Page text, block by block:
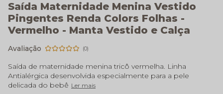
Saída Maternidade Menina Vestido
Pingentes Renda Colors Folhas -
Vermelho - Manta Vestido e Calça
(0)
Saída de maternidade menina tricô vermelha. Linha
Antialérgica desenvolvida especialmente para a pele
delicada do bebê Ler mais